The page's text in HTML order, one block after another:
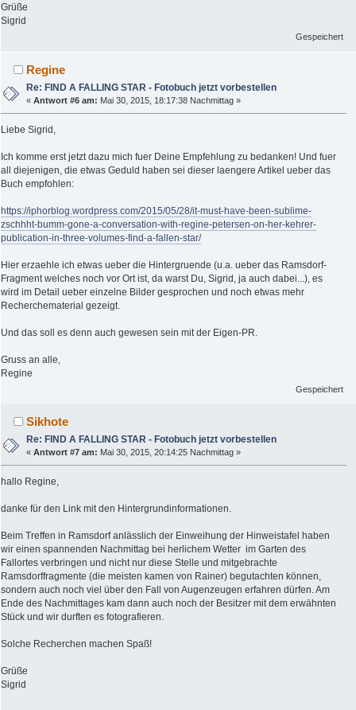
Grüße
Sigrid
Gespeichert
Regine
Re: FIND A FALLING STAR - Fotobuch jetzt vorbestellen
«Antwort #6 am: Mai 30, 2015, 18:17:38 Nachmittag »
Liebe Sigrid,
Ich komme erst jetzt dazu mich fuer Deine Empfehlung zu bedanken! Und fuer
all diejenigen, die etwas Geduld haben sei dieser laengere Artikel ueber das
Buch empfohlen:
https://iphorblog.wordpress.com/2015/05/28/it-must-have-been-sublime-
zschhht-bumm-gone-a-conversation-with-regine-petersen-on-her-kehrer-
publication-in-three-volumes-find-a-fallen-star/
Hier erzaehle ich etwas ueber die Hintergruende (u.a. ueber das Ramsdorf-
Fragment welches noch vor Ort ist, da warst Du, Sigrid, ja auch dabei...), es
wird im Detail ueber einzelne Bilder gesprochen und noch etwas mehr
Recherchematerial gezeigt.
Und das soll es denn auch gewesen sein mit der Eigen-PR.
Gruss an alle,
Regine
Gespeichert
Sikhote
Re: FIND A FALLING STAR - Fotobuch jetzt vorbestellen
«Antwort #7 am: Mai 30, 2015, 20:14:25 Nachmittag »
hallo Regine,
danke für den Link mit den Hintergrundinformationen.
Beim Treffen in Ramsdorf anlässlich der Einweihung der Hinweistafel haben
wir einen spannenden Nachmittag bei herlichem Wetter im Garten des
Fallortes verbringen und nicht nur diese Stelle und mitgebrachte
Ramsdorffragmente (die meisten kamen von Rainer) begutachten können,
sondern auch noch viel über den Fall von Augenzeugen erfahren dürfen. Am
Ende des Nachmittages kam dann auch noch der Besitzer mit dem erwähnten
Stück und wir durften es fotografieren.
Solche Recherchen machen Spaß!
Grüße
Sigrid